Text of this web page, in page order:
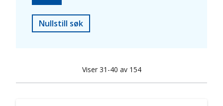
Nullstill søk
Viser 31-40 av 154